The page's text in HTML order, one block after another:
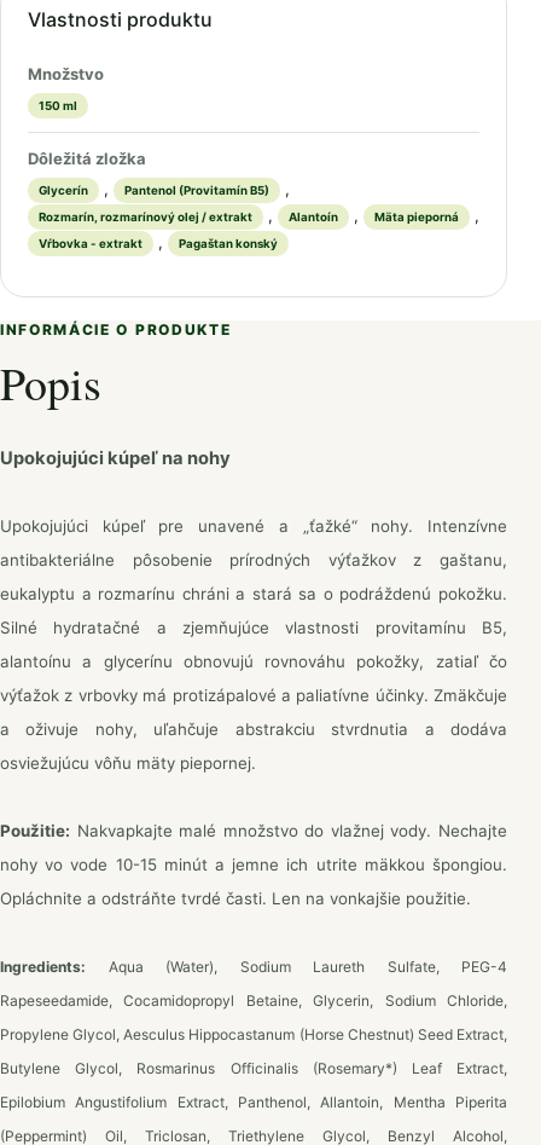
Vlastnosti produktu
Množstvo
150 ml
Dôležitá zložka
Glycerín , Pantenol (Provitamín B5) ,
Rozmarín, rozmarínový olej / extrakt , Alantoín , Mäta pieporná ,
Vŕbovka - extrakt , Pagaštan konský
INFORMÁCIE O PRODUKTE
Popis
Upokojujúci kúpeľ na nohy
Upokojujúci kúpeľ pre unavené a „ťažké“ nohy. Intenzívne
antibakteriálne pôsobenie prírodných výťažkov z gaštanu,
eukalyptu a rozmarínu chráni a stará sa o podráždenú pokožku.
Silné hydratačné a zjemňujúce vlastnosti provitamínu B5,
alantoínu a glycerínu obnovujú rovnováhu pokožky, zatiaľ čo
výťažok z vrbovky má protizápalové a paliatívne účinky. Zmäkčuje
a oživuje nohy, uľahčuje abstrakciu stvrdnutia a dodáva
osviežujúcu vôňu mäty piepornej.
Použitie: Nakvapkajte malé množstvo do vlažnej vody. Nechajte
nohy vo vode 10-15 minút a jemne ich utrite mäkkou špongiou.
Opláchnite a odstráňte tvrdé časti. Len na vonkajšie použitie.
Ingredients: Aqua (Water), Sodium Laureth Sulfate, PEG-4
Rapeseedamide, Cocamidopropyl Betaine, Glycerin, Sodium Chloride,
Propylene Glycol, Aesculus Hippocastanum (Horse Chestnut) Seed Extract,
Butylene Glycol, Rosmarinus Officinalis (Rosemary*) Leaf Extract,
Epilobium Angustifolium Extract, Panthenol, Allantoin, Mentha Piperita
(Peppermint) Oil, Triclosan, Triethylene Glycol, Benzyl Alcohol,